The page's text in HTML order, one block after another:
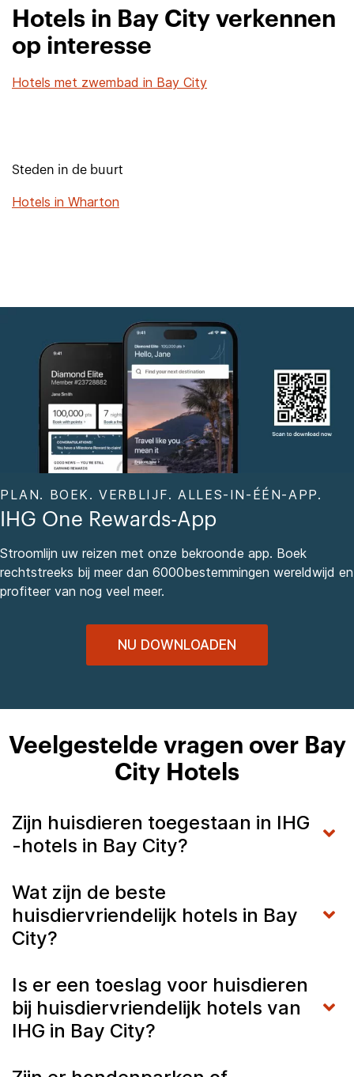
Hotels in Bay City verkennen
op interesse
Hotels met zwembad in Bay City
Steden in de buurt
Hotels in Wharton
PLAN. BOEK. VERBLIJF. ALLES-IN-ÉÉN-APP.
IHG One Rewards-App
Stroomlijn uw reizen met onze bekroonde app. Boek
rechtstreeks bij meer dan 6000bestemmingen wereldwijd en
profiteer van nog veel meer.
NU DOWNLOADEN
Veelgestelde vragen over Bay
City Hotels
Zijn huisdieren toegestaan in IHG
-hotels in Bay City?
Wat zijn de beste
huisdiervriendelijk hotels in Bay
City?
Is er een toeslag voor huisdieren
bij huisdiervriendelijk hotels van
IHG in Bay City?